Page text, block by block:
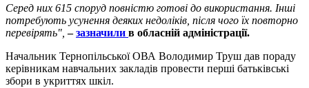
Серед них 615 споруд повністю готові до використання. Інші
потребують усунення деяких недоліків, після чого їх повторно
перевірять",–зазначили в обласній адміністрації.
Начальник Тернопільської ОВА Володимир Труш дав пораду
керівникам навчальних закладів провести перші батьківські
збори в укриттях шкіл.